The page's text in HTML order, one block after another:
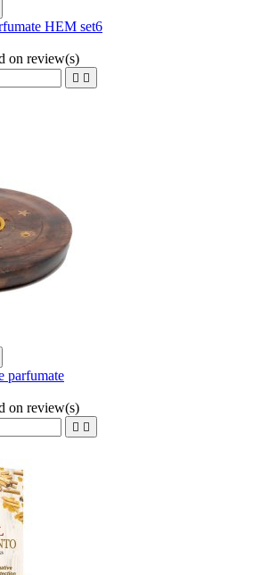
HEM set6
on review(s)
 
parfumate
on review(s)
 